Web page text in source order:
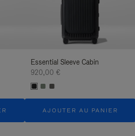
Essential Sleeve Cabin
920,00 €
AJOUTER AU PANIER